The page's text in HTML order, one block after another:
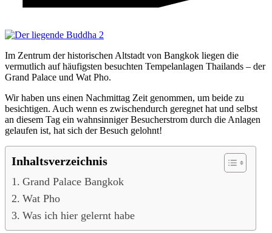
Im Zentrum der historischen Altstadt von Bangkok liegen die
vermutlich auf häufigsten besuchten Tempelanlagen Thailands – der
Grand Palace und Wat Pho.
Wir haben uns einen Nachmittag Zeit genommen, um beide zu
besichtigen. Auch wenn es zwischendurch geregnet hat und selbst
an diesem Tag ein wahnsinniger Besucherstrom durch die Anlagen
gelaufen ist, hat sich der Besuch gelohnt!
Inhaltsverzeichnis
Grand Palace Bangkok
Wat Pho
Was ich hier gelernt habe